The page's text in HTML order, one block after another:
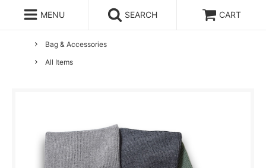
MENU SEARCH CART
Bag & Accessories
All Items